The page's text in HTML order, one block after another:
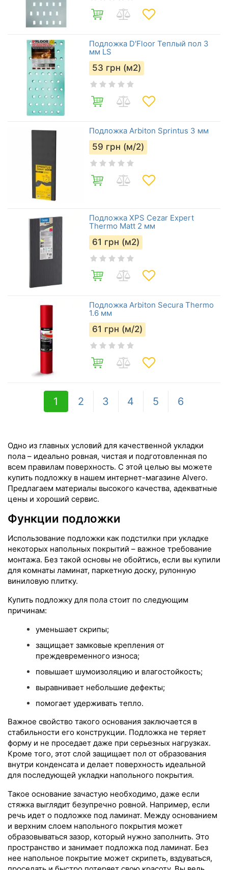
Подложка D'Floor Теплый пол 3
мм LS
53 грн (м2)
Подложка Arbiton Sprintus 3 мм
59 грн (м/2)
Подложка XPS Cezar Expert
Thermo Matt 2 мм
61 грн (м2)
Подложка Arbiton Secura Тhermo
1.6 мм
61 грн (м/2)
1 2 3 4 5 6
Одно из главных условий для качественной укладки
пола – идеально ровная, чистая и подготовленная по
всем правилам поверхность. С этой целью вы можете
купить подложку в нашем интернет-магазине Alvero.
Предлагаем материалы высокого качества, адекватные
цены и хороший сервис.
Функции подложки
Использование подложки как подстилки при укладке
некоторых напольных покрытий – важное требование
монтажа. Без такой основы не обойтись, если вы купили
для комнаты ламинат, паркетную доску, рулонную
виниловую плитку.
Купить подложку для пола стоит по следующим
причинам:
уменьшает скрипы;
защищает замковые крепления от
преждевременного износа;
повышает шумоизоляцию и влагостойкость;
выравнивает небольшие дефекты;
помогает удерживать тепло.
Важное свойство такого основания заключается в
стабильности его конструкции. Подложка не теряет
форму и не проседает даже при серьезных нагрузках.
Кроме того, этот слой защищает пол от образования
внутри конденсата и делает поверхность идеальной
для последующей укладки напольного покрытия.
Такое основание зачастую необходимо, даже если
стяжка выглядит безупречно ровной. Например, если
речь идет о подложке под ламинат. Между основанием
и верхним слоем напольного покрытия может
образовываться зазор, который нужно заполнить. Это
пространство и занимает подложка под ламинат. Без
нее напольное покрытие может скрипеть, вздуваться,